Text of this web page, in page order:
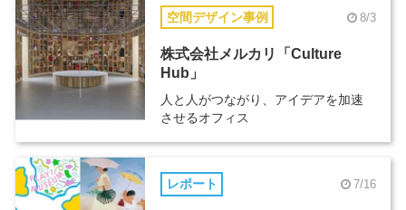
空間デザイン事例 8/3
株式会社メルカリ「Culture
Hub」
人と人がつながり、アイデアを加速
させるオフィス
レポート 7/16